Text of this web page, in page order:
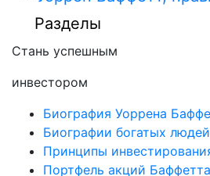
Разделы
Стань успешным
инвестором
Биография Уоррена
Биографии богатых людей
Принципы
Портфель акций Баффетта